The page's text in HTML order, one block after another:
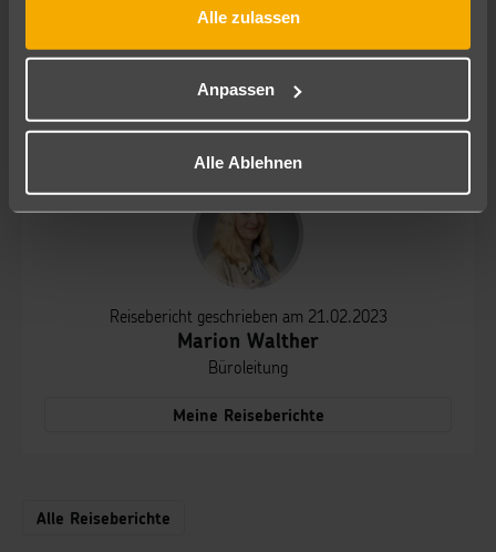
Alle zulassen
Anpassen
Alle Ablehnen
Gern berate ich euch in unserem schauinsland reisebüro
Dortmund!
Reisebericht geschrieben am 21.02.2023
Marion Walther
Büroleitung
Meine Reiseberichte
Alle Reiseberichte